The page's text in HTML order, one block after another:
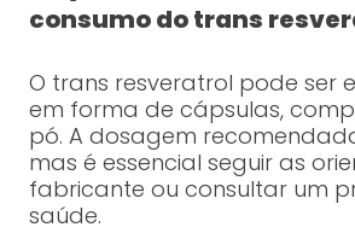
consumo do trans
O trans resveratrol pode ser
em forma de cápsulas,
pó. A dosagem
mas é essencial seguir as
fabricante ou consultar um
saúde.